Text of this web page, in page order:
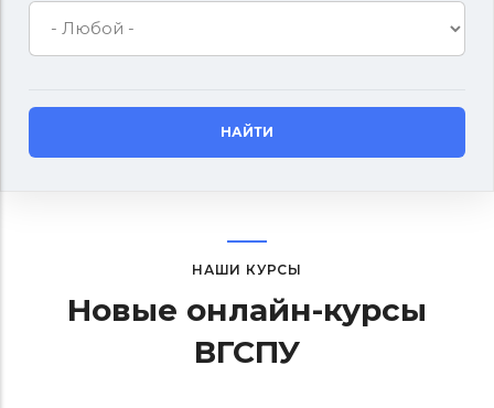
НАШИ КУРСЫ
Новые онлайн-курсы
ВГСПУ